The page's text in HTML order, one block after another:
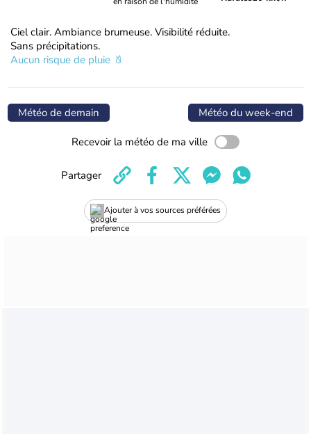
Ciel clair. Ambiance brumeuse. Visibilité réduite.
Sans précipitations.
Aucun risque de pluie
Météo de demain Météo du week-end
Recevoir la météo de ma ville
Ajouter à vos sources préférées
Partager